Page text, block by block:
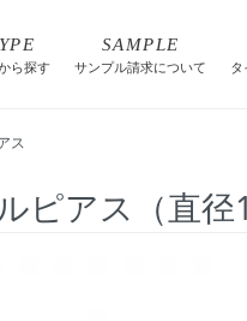
ら探す
SAMPLE
サンプル請求について タ
ス
ピアス（直径